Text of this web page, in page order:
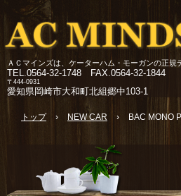
ＡＣマインズは、ケーターハム・モーガンの正規
TEL.0564-32-1748 FAX.0564-32-1844
〒444-0931
愛知県岡崎市大和町北組郷中103-1
トップ › NEW CAR › BAC MONO